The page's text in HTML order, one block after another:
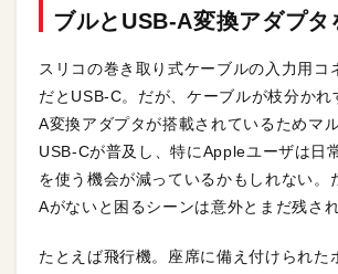
ブルとUSB-A変換アダプタ
スリコの巻き取り式ケーブルの入力用コ
だとUSB-C。だが、ケーブルが枝分かれ
A変換アダプタが搭載されているためマ
USB-Cが普及し、特にAppleユーザは日
を使う機会が減っているかもしれない。
Aがないと困るシーンは意外とまだ残され
たとえば飛行機。座席に備え付けられた